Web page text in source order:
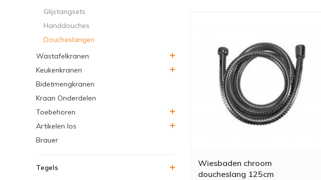
Glijstangsets
Handdouches
Doucheslangen
Wastafelkranen
Keukenkranen
Bidetmengkranen
Kraan Onderdelen
Toebehoren
Artikelen los
Brauer
Tegels
Wiesbaden chroom
doucheslang 125cm